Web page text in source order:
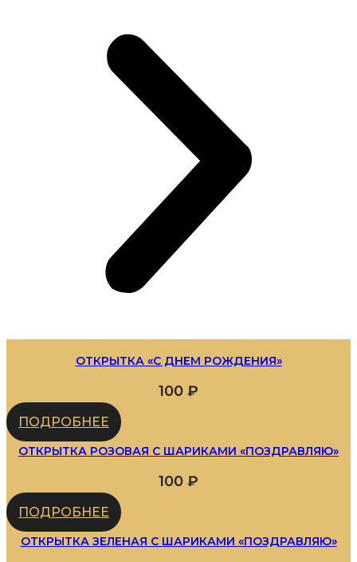
ОТКРЫТКА «С ДНЕМ РОЖДЕНИЯ»
100 ₽
ПОДРОБНЕЕ
ОТКРЫТКА РОЗОВАЯ С ШАРИКАМИ «ПОЗДРАВЛЯЮ»
100 ₽
ПОДРОБНЕЕ
ОТКРЫТКА ЗЕЛЕНАЯ С ШАРИКАМИ «ПОЗДРАВЛЯЮ»